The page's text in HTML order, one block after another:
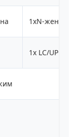
1xN-
1x LC/UPC